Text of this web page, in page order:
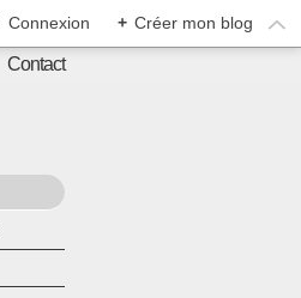
Connexion + Créer mon blog
Contact